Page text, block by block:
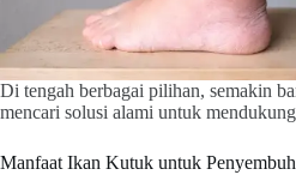
Di tengah berbagai pilihan, semakin
mencari solusi alami untuk
Manfaat Ikan Kutuk untuk